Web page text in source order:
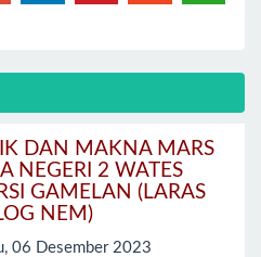
DAN MAKNA MARS
NEGERI 2 WATES
GAMELAN (LARAS
NEM)
06 Desember 2023